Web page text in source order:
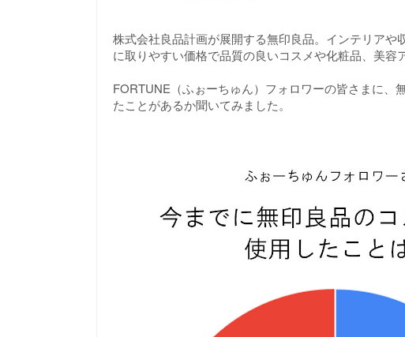
株式会社良品計画が展開する無印良品。インテリア
に取りやすい価格で品質の良いコスメや化粧品、美容
FORTUNE（ふぉーちゅん）フォロワーの皆さまに、
たことがあるか聞いてみました。